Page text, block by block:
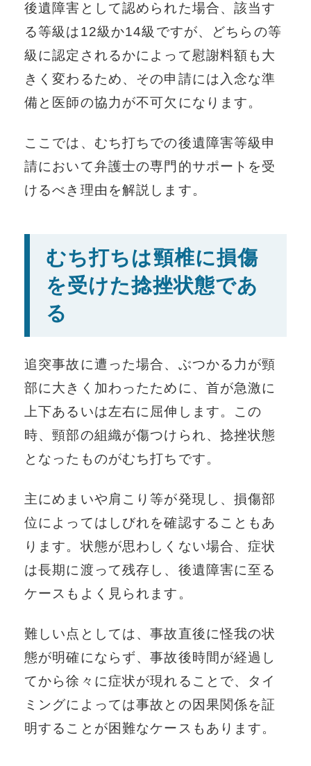
後遺障害として認められた場合、該当す
る等級は12級か14級ですが、どちらの等
級に認定されるかによって慰謝料額も大
きく変わるため、その申請には入念な準
備と医師の協力が不可欠になります。
ここでは、むち打ちでの後遺障害等級申
請において弁護士の専門的サポートを受
けるべき理由を解説します。
むち打ちは頸椎に損傷
を受けた捻挫状態であ
る
追突事故に遭った場合、ぶつかる力が頸
部に大きく加わったために、首が急激に
上下あるいは左右に屈伸します。この
時、頸部の組織が傷つけられ、捻挫状態
となったものがむち打ちです。
主にめまいや肩こり等が発現し、損傷部
位によってはしびれを確認することもあ
ります。状態が思わしくない場合、症状
は長期に渡って残存し、後遺障害に至る
ケースもよく見られます。
難しい点としては、事故直後に怪我の状
態が明確にならず、事故後時間が経過し
てから徐々に症状が現れることで、タイ
ミングによっては事故との因果関係を証
明することが困難なケースもあります。